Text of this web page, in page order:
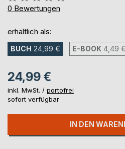
0%
0 Bewertungen
erhältlich als:
BUCH 24,99 € E-BOOK 4,49 €
24,99 €
inkl. MwSt. / portofrei
sofort verfügbar
IN DEN